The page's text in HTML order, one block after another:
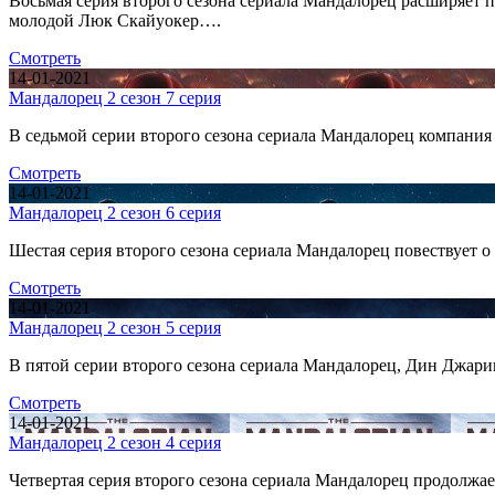
молодой Люк Скайуокер….
Смотреть
14-01-2021
Мандалорец 2 сезон 7 серия
В седьмой серии второго сезона сериала Мандалорец
Смотреть
14-01-2021
Мандалорец 2 сезон 6 серия
Шестая серия второго сезона сериала Мандалорец
Смотреть
14-01-2021
Мандалорец 2 сезон 5 серия
В пятой серии второго сезона сериала Мандалорец, Дин
Смотреть
14-01-2021
Мандалорец 2 сезон 4 серия
Четвертая серия второго сезона сериала Мандалорец